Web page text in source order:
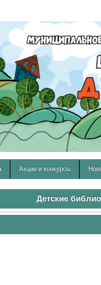
Акции и конкурсы
Детские